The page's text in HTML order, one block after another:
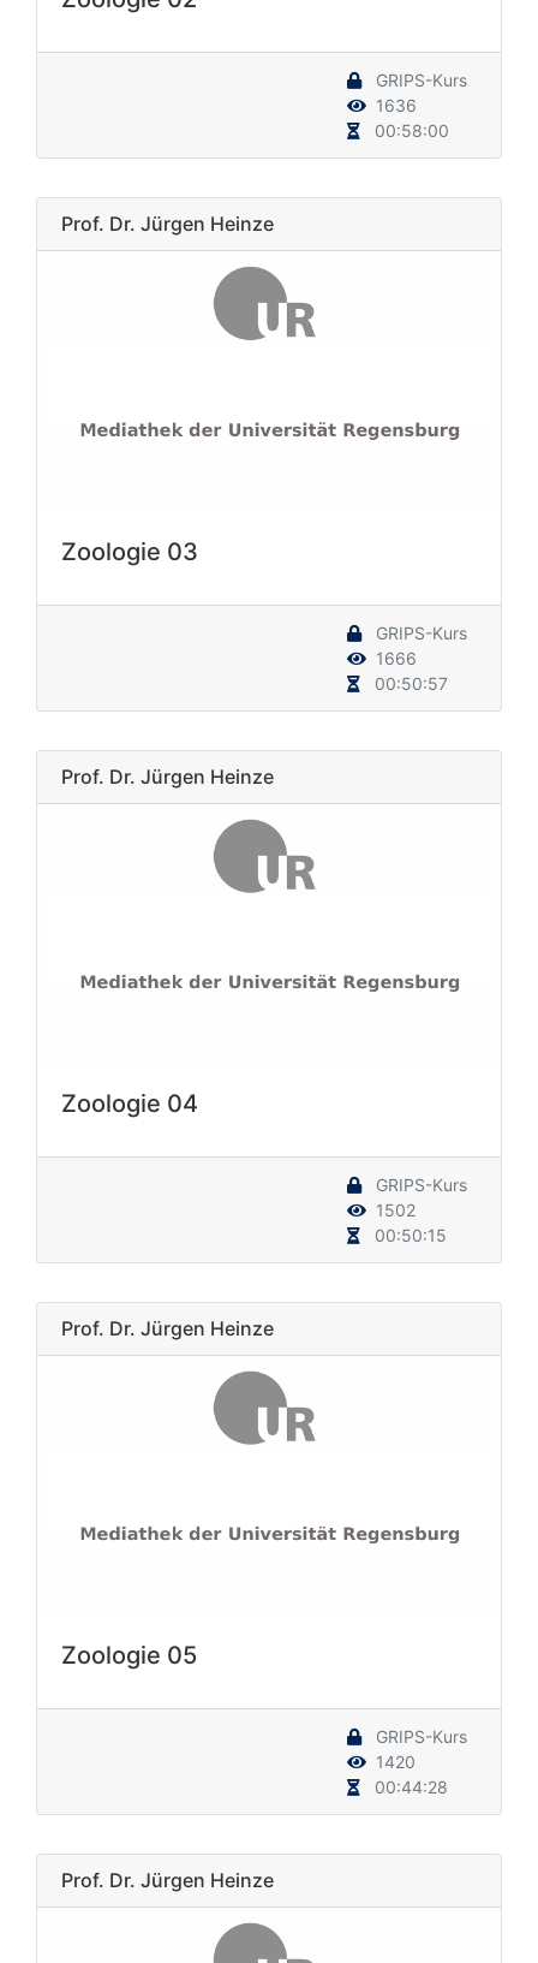
GRIPS-Kurs
1636
00:58:00
Prof. Dr. Jürgen Heinze
Zoologie 03
GRIPS-Kurs
1666
00:50:57
Prof. Dr. Jürgen Heinze
Zoologie 04
GRIPS-Kurs
1502
00:50:15
Prof. Dr. Jürgen Heinze
Zoologie 05
GRIPS-Kurs
1420
00:44:28
Prof. Dr. Jürgen Heinze